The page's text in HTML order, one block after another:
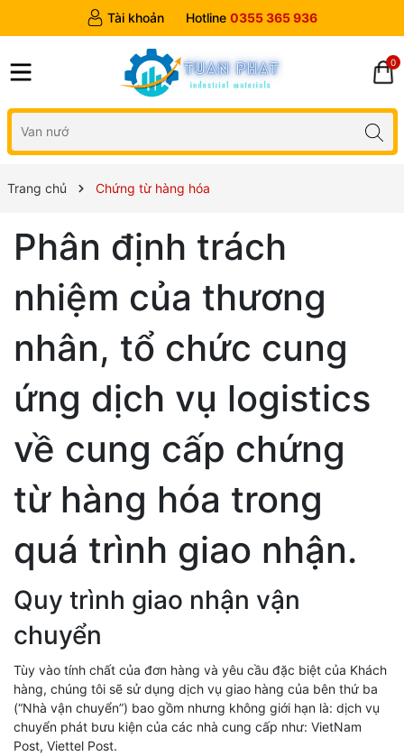
Tài khoản Hotline 0355 365 936
0
Trang chủ Chứng từ hàng hóa
Phân định trách
nhiệm của thương
nhân, tổ chức cung
ứng dịch vụ logistics
về cung cấp chứng
từ hàng hóa trong
quá trình giao nhận.
Quy trình giao nhận vận
chuyển
Tùy vào tính chất của đơn hàng và yêu cầu đặc biệt của Khách
hàng, chúng tôi sẽ sử dụng dịch vụ giao hàng của bên thứ ba
(“Nhà vận chuyển”) bao gồm nhưng không giới hạn là: dịch vụ
chuyển phát bưu kiện của các nhà cung cấp như: VietNam
Post, Viettel Post.